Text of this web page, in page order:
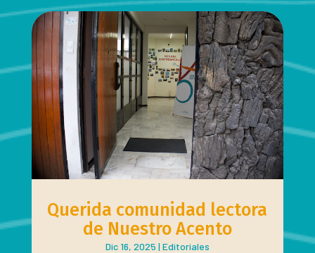
Querida comunidad lectora
de Nuestro Acento
Dic 16, 2025 | Editoriales